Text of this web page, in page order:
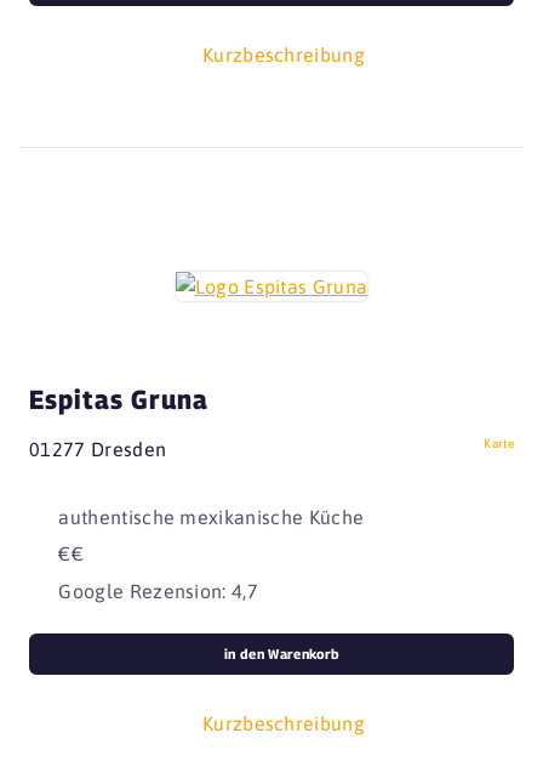
Kurzbeschreibung
Espitas Gruna
01277 Dresden Karte
authentische mexikanische Küche
€€
Google Rezension: 4,7
Kurzbeschreibung
in den Warenkorb